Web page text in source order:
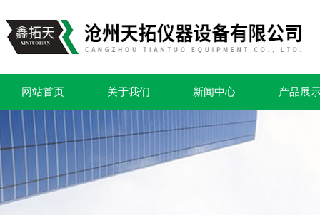
网站首页 关于我们 新闻中心 产品展